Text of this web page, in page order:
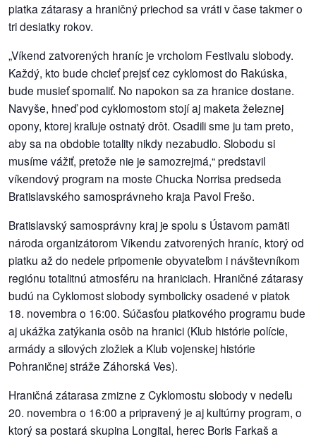
stavebné
konania
pripomienkové
konania
dobrá
prax
práca
odkazy
z
médií
videá
vychádzky
/
výstavy
piatka zátarasy a hraničný priechod sa vráti v čase takmer o
tri desiatky rokov.
„Víkend zatvorených hraníc je vrcholom Festivalu slobody.
Každý, kto bude chcieť prejsť cez cyklomost do Rakúska,
bude musieť spomaliť. No napokon sa za hranice dostane.
Navyše, hneď pod cyklomostom stojí aj maketa železnej
opony, ktorej kraľuje ostnatý drôt. Osadili sme ju tam preto,
aby sa na obdobie totality nikdy nezabudlo. Slobodu si
musíme vážiť, pretože nie je samozrejmá,“ predstavil
víkendový program na moste Chucka Norrisa predseda
Bratislavského samosprávneho kraja Pavol Frešo.
Bratislavský samosprávny kraj je spolu s Ústavom pamäti
národa organizátorom Víkendu zatvorených hraníc, ktorý od
piatku až do nedele pripomenie obyvateľom i návštevníkom
regiónu totalitnú atmosféru na hraniciach. Hraničné zátarasy
budú na Cyklomost slobody symbolicky osadené v piatok
18. novembra o 16:00. Súčasťou piatkového programu bude
aj ukážka zatýkania osôb na hranici (Klub histórie polície,
armády a silových zložiek a Klub vojenskej histórie
Pohraničnej stráže Záhorská Ves).
Hraničná zátarasa zmizne z Cyklomostu slobody v nedeľu
20. novembra o 16:00 a pripravený je aj kultúrny program, o
ktorý sa postará skupina Longital, herec Boris Farkaš a